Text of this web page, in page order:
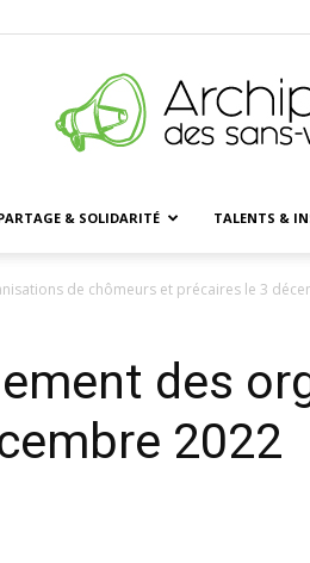
des
& SOLIDARITÉ TALENTS &
de chômeurs et précaires le 3
des
2022